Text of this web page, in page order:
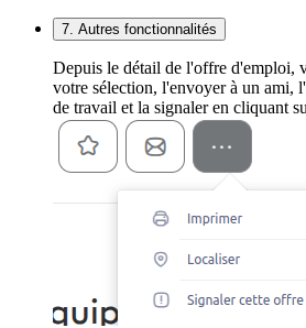
7. Autres fonctionnalités
Depuis le détail de l'offre d'emploi,
votre sélection, l'envoyer à un ami,
de travail et la signaler en cliquant